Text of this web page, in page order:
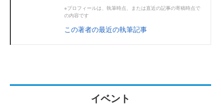
※プロフィールは、執筆時点、または直近の記事の寄稿時点で
の内容です
この著者の最近の執筆記事
イベント